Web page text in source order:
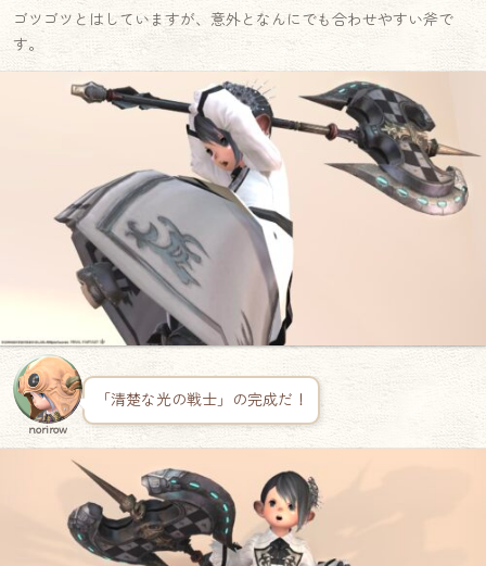
ゴツゴツとはしていますが、意外となんにでも合わせやすい斧で
す。
norirow
「清楚な光の戦士」の完成だ！